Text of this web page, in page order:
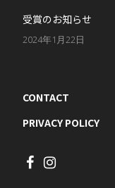
受賞のお知らせ
2024年1月22日
CONTACT
PRIVACY POLICY